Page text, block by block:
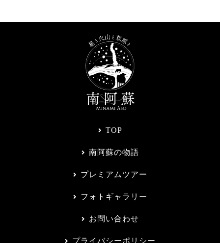
TOP
南阿蘇の物語
プレミアムツアー
フォトギャラリー
お問い合わせ
プライバシーポリシー